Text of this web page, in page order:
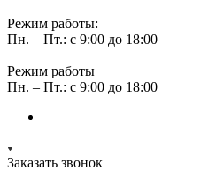
Режим работы:
Пн. – Пт.: с 9:00 до 18:00
Режим работы
Пн. – Пт.: с 9:00 до 18:00
Заказать звонок